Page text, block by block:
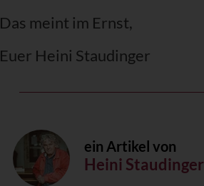
Das meint im Ernst,
Euer Heini Staudinger
ein Artikel von
Heini Staudinger